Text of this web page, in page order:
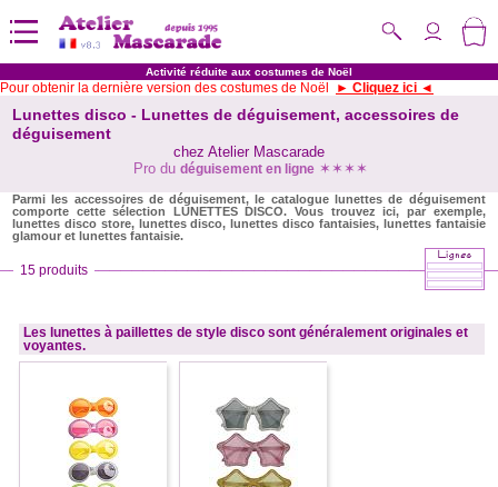
Activité réduite aux costumes de Noël
Pour obtenir la dernière version des costumes de Noël ► Cliquez ici ◄
Lunettes disco - Lunettes de déguisement, accessoires de
déguisement
chez Atelier Mascarade
Pro dudéguisement en ligne ✶✶✶✶
Parmi les accessoires de déguisement, le catalogue lunettes de déguisement
comporte cette sélection LUNETTES DISCO. Vous trouvez ici, par exemple,
lunettes disco store, lunettes disco, lunettes disco fantaisies, lunettes fantaisie
glamour et lunettes fantaisie.
15 produits
Les lunettes à paillettes de style disco sont généralement originales et
voyantes.